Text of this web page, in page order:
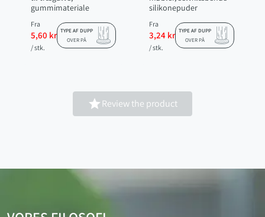
Skridsikre møbelpuder
til trægulve,
gummimateriale
Fra
5,60 kr
TYPE AF DUPP
Kofangerpuder til
møbler, selvklæbende
silikonepuder
Fra
3,24 kr
TYPE AF DUPP